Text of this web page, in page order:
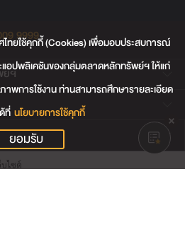
9999
ย์ฯ
บไซต์
ทยใช้คุกกี้ (Cookies) เพื่อมอบประสบการณ์
แอปพลิเคชันของกลุ่มตลาดหลักทรัพย์ฯ ให้แก่
พการใช้งาน ท่านสามารถศึกษารายละเอียด
ที่ นโยบายการใช้คุกกี้
ยอมรับ